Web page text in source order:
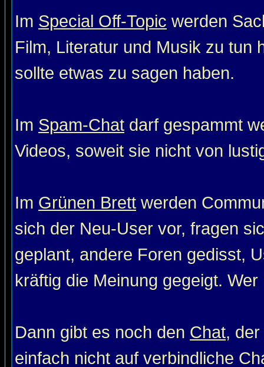
Im Special Off-Topic werden
Film, Literatur und Musik zu tun
sollte etwas zu sagen haben.
Im Spam-Chat darf gespammt
Videos, soweit sie nicht von
Im Grünen Brett werden
sich der Neu-User vor, fragen
geplant, andere Foren gedisst,
kräftig die Meinung gegeigt.
Dann gibt es noch den Chat,
einfach nicht auf verbindliche